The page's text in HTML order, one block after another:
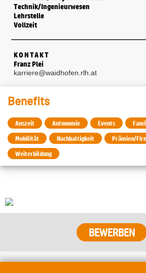
Technik/Ingenieurwesen
Lehrstelle
Vollzeit
KONTAKT
Franz Plei
karriere@waidhofen.rlh.at
Benefits
Auszeit Autonomie Events
Mobilität
Nachhaltigkeit
Prämien/
Weiterbildung
BEWERBEN